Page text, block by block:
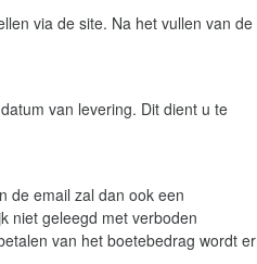
via de site. Na het vullen van de
van levering. Dit dient u te
de email zal dan ook een
niet geleegd met verboden
van het boetebedrag wordt er